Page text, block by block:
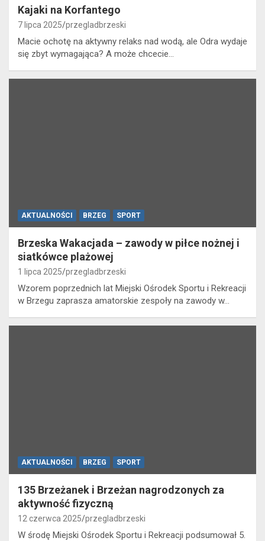
Kajaki na Korfantego
7 lipca 2025 przegladbrzeski
Macie ochotę na aktywny relaks nad wodą, ale Odra wydaje
się zbyt wymagająca? A może chcecie…
AKTUALNOŚCI BRZEG SPORT
Brzeska Wakacjada – zawody w piłce nożnej i
siatkówce plażowej
1 lipca 2025 przegladbrzeski
Wzorem poprzednich lat Miejski Ośrodek Sportu i Rekreacji
w Brzegu zaprasza amatorskie zespoły na zawody w…
AKTUALNOŚCI BRZEG SPORT
135 Brzeżanek i Brzeżan nagrodzonych za
aktywność fizyczną
12 czerwca 2025 przegladbrzeski
W środę Miejski Ośrodek Sportu i Rekreacji podsumował 5.